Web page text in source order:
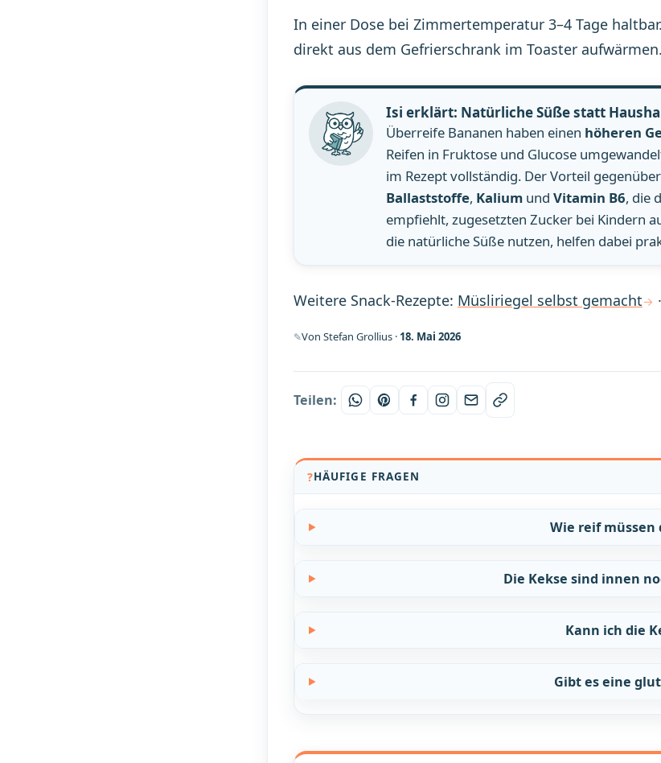
In einer Dose bei Zimmertemperatur 3–4 Tage
direkt aus dem Gefrierschrank im Toaster aufwärmen.
Isi erklärt: Natürliche Süße statt
Überreife Bananen haben einen höheren
Reifen in Fruktose und Glucose
im Rezept vollständig. Der Vorteil
Ballaststoffe, Kalium und Vitamin B6, die
empfiehlt, zugesetzten Zucker bei Kindern
die natürliche Süße nutzen, helfen dabei
Weitere Snack-Rezepte: Müsliriegel selbst gemacht ·
Von Stefan Grollius · 18. Mai 2026
Teilen:
HÄUFIGE FRAGEN
Wie reif müssen
Die Kekse sind innen
Kann ich die
Gibt es eine